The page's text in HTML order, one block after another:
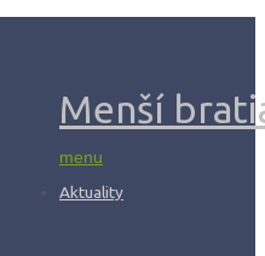
Menší
menu
Aktuality